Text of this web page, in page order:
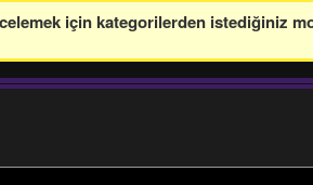
için kategorilerden istediğiniz